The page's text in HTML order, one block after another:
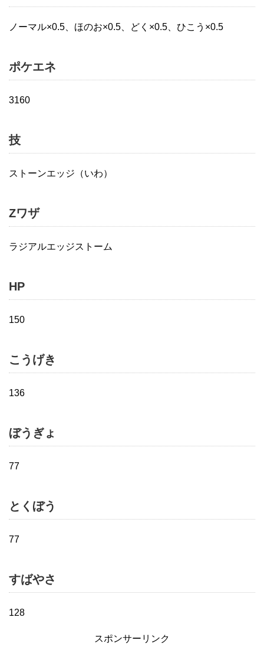
ノーマル×0.5、ほのお×0.5、どく×0.5、ひこう×0.5
ポケエネ
3160
技
ストーンエッジ（いわ）
Zワザ
ラジアルエッジストーム
HP
150
こうげき
136
ぼうぎょ
77
とくぼう
77
すばやさ
128
スポンサーリンク